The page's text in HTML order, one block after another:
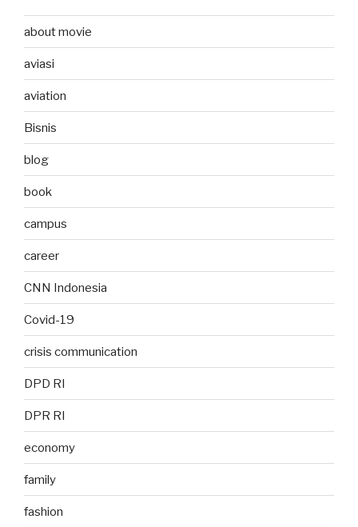
about movie
aviasi
aviation
Bisnis
blog
book
campus
career
CNN Indonesia
Covid-19
crisis communication
DPD RI
DPR RI
economy
family
fashion